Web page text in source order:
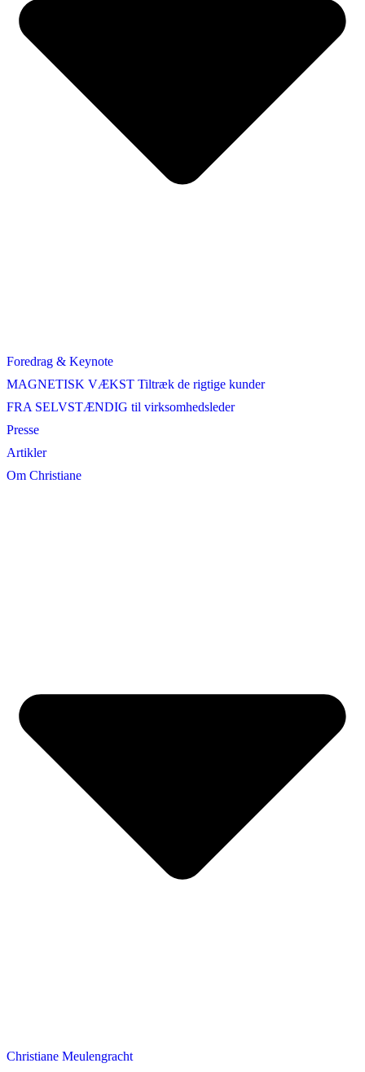
Foredrag & Keynote
MAGNETISK VÆKST Tiltræk de rigtige kunder
FRA SELVSTÆNDIG til virksomhedsleder
Presse
Artikler
Om Christiane
Christiane Meulengracht